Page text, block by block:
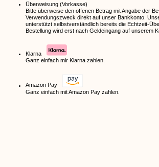
Überweisung (Vorkasse)
Bitte überweise den offenen Betrag mit Angabe der
Verwendungszweck direkt auf unser Bankkonto.
unterstützt selbstverständlich bereits die Echtzeit-
Bestellung wird erst nach Geldeingang auf unserem
Klarna
Ganz einfach mir Klarna zahlen.
Amazon Pay
Ganz einfach mit Amazon Pay zahlen.